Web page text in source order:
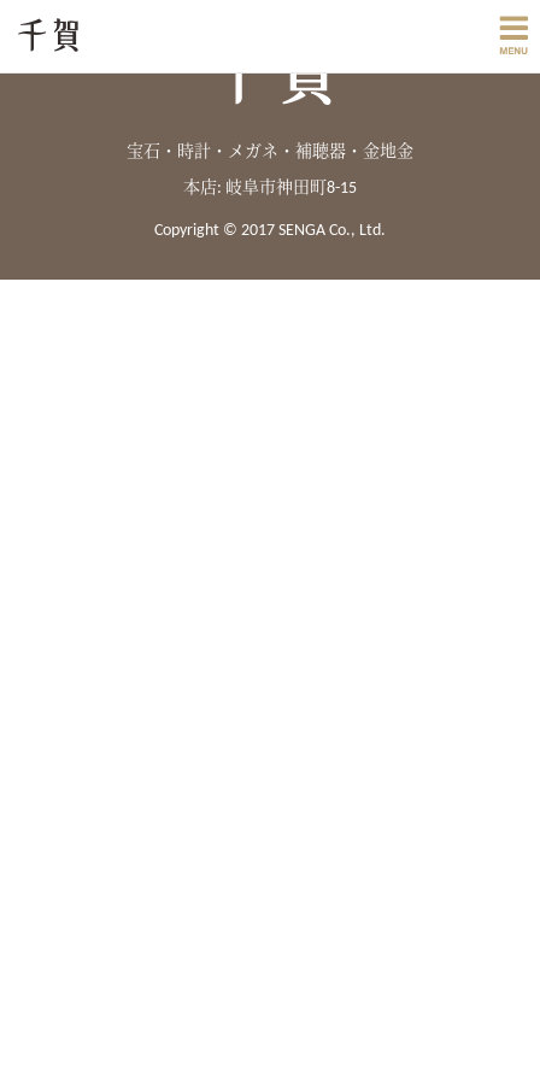
宝石・時計・メガネ・補聴器・金地金
本店: 岐阜市神田町8-15
Copyright © 2017 SENGA Co., Ltd.